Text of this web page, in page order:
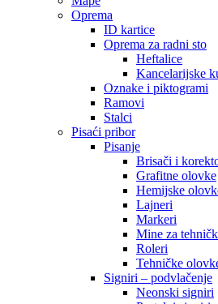
Oprema
ID kartice
Oprema za radni sto
Heftalice
Kancelarijske
Oznake i piktogrami
Ramovi
Stalci
Pisaći pribor
Pisanje
Brisači i
Grafitne olovke
Hemijske
Lajneri
Markeri
Mine za
Roleri
Tehničke
Signiri – podvlačenje
Neonski signiri